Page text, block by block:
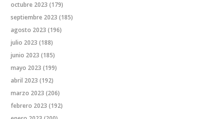
octubre 2023 (179)
septiembre 2023 (185)
agosto 2023 (196)
julio 2023 (188)
junio 2023 (185)
mayo 2023 (199)
abril 2023 (192)
marzo 2023 (206)
febrero 2023 (192)